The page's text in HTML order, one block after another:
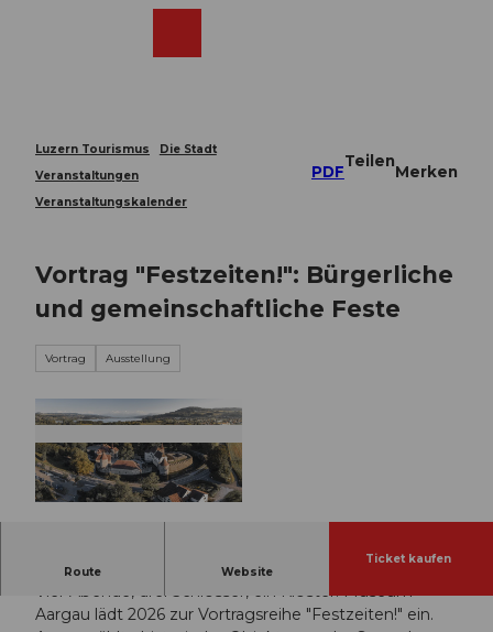
Luzern Tourismus
Die Stadt
Veranstaltungen
Veranstaltungskalender
PDF
Teilen
Merken
Vortrag "Festzeiten!": Bürgerliche
und gemeinschaftliche Feste
Vortrag Ausstellung
Route Website
Ticket kaufen
Veranstaltungsreihe mit festlichen Objekten.
Vier Abende, drei Schlösser, ein Kloster: Museum
Aargau lädt 2026 zur Vortragsreihe "Festzeiten!" ein.